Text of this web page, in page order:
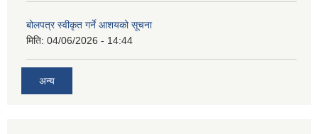
बोलपत्र स्वीकृत गर्ने आशयको सूचना
मिति: 04/06/2026 - 14:44
अन्य